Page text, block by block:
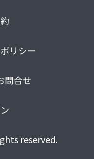
リシー
問合せ
reserved.